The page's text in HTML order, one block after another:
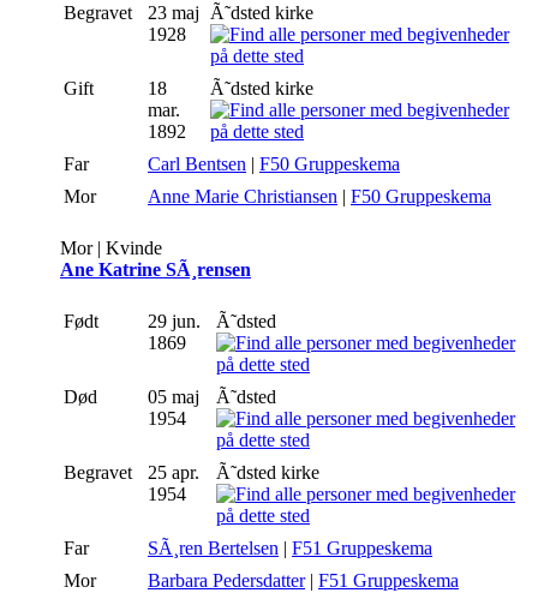
Begravet
23 maj
1928
Ã˜dsted kirke
Gift
18
mar.
1892
Ã˜dsted kirke
Far Carl Bentsen | F50 Gruppeskema
Mor
Anne Marie Christiansen | F50 Gruppeskema
Mor | Kvinde
Ane Katrine SÃ¸rensen
Født
29 jun.
1869
Ã˜dsted
Død
05 maj
1954
Ã˜dsted
Begravet
25 apr.
1954
Ã˜dsted kirke
Far SÃ¸ren Bertelsen | F51 Gruppeskema
Mor
Barbara Pedersdatter| F51 Gruppeskema